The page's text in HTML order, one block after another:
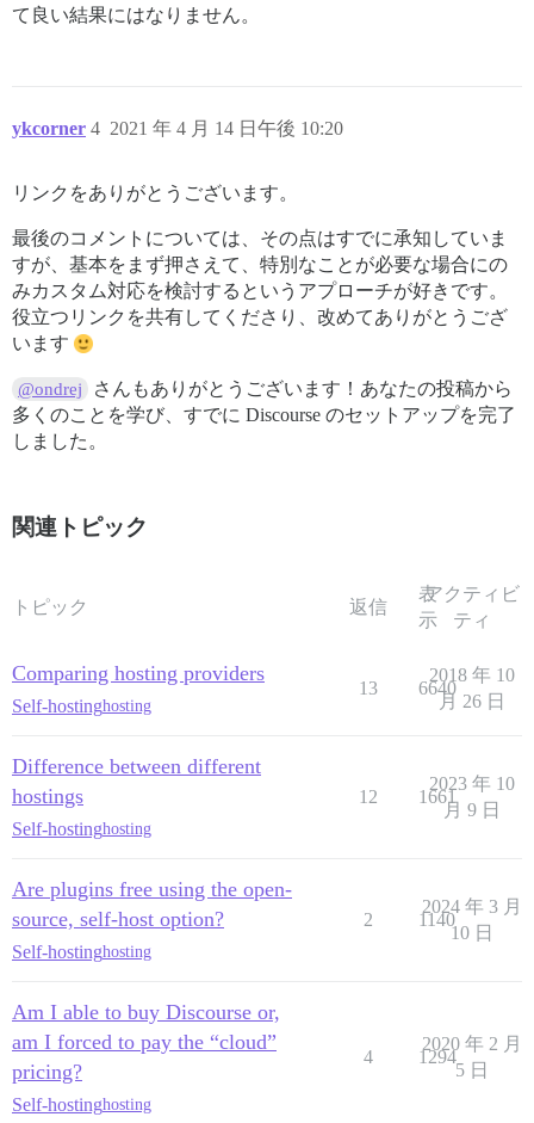
て良い結果にはなりません。
ykcorner 2021 年 4 月 14 日午後 10:20
4
リンクをありがとうございます。
最後のコメントについては、その点はすでに承知していま
すが、基本をまず押さえて、特別なことが必要な場合にの
みカスタム対応を検討するというアプローチが好きです。
役立つリンクを共有してくださり、改めてありがとうござ
います
@ondrej
さんもありがとうございます！あなたの投稿から
多くのことを学び、すでに Discourse のセットアップを完了
しました。
関連トピック
トピック 返信
表
示
アクティビ
ティ
Comparing hosting providers
Self-hostinghosting
13 6640
2018 年 10
月 26 日
Difference between different
hostings
Self-hostinghosting
12 1661
2023 年 10
月 9 日
Are plugins free using the open-
source, self-host option?
Self-hostinghosting
2 1140
2024 年 3 月
10 日
Am I able to buy Discourse or,
am I forced to pay the “cloud”
pricing?
Self-hostinghosting
4 1294
2020 年 2 月
5 日